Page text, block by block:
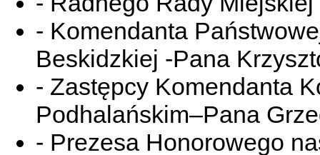
- Komendanta
Beskidzkiej -Pana
- Zastępcy Komendanta
Podhalańskim–Pana
- Prezesa Honorowego